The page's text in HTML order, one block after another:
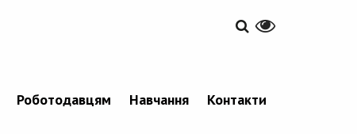
Роботодавцям Навчання Контакти